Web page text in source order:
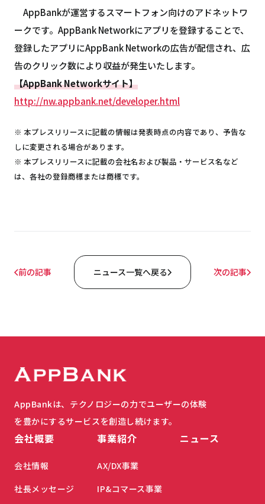
AppBankが運営するスマートフォン向けのアドネットワ
ークです。AppBank Networkにアプリを登録することで、
登録したアプリにAppBank Networkの広告が配信され、広
告のクリック数により収益が発生いたします。
【AppBank Networkサイト】
http://nw.appbank.net/developer.html
※ 本プレスリリースに記載の情報は発表時点の内容であり、予告な
しに変更される場合があります。
※ 本プレスリリースに記載の会社名および製品・サービス名など
は、各社の登録商標または商標です。
前の記事 ニュース一覧へ戻る 次の記事
AppBankは、テクノロジーの力でユーザーの体験
を豊かにするサービスを創造し続けます。
会社概要
会社情報
社長メッセージ
事業紹介
AX/DX事業
IP&コマース事業
ニュース